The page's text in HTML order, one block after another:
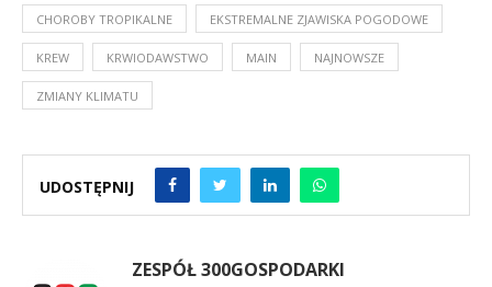
CHOROBY TROPIKALNE EKSTREMALNE ZJAWISKA POGODOWE
KREW KRWIODAWSTWO MAIN NAJNOWSZE
ZMIANY KLIMATU
UDOSTĘPNIJ
ZESPÓŁ 300GOSPODARKI